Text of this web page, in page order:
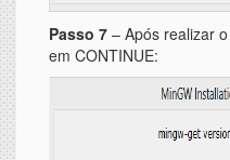
Passo 7 – Após realizar
em CONTINUE: